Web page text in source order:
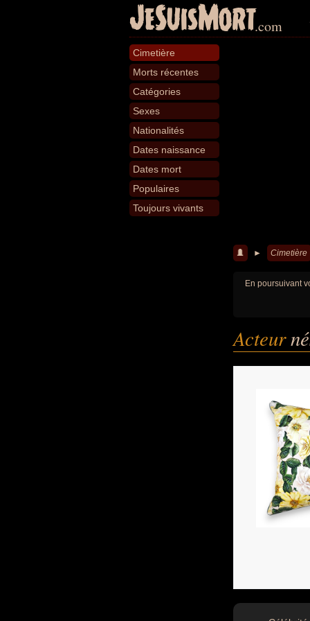
JeSuisMort.com
Cimetière
Morts récentes
Catégories
Sexes
Nationalités
Dates naissance
Dates mort
Populaires
Toujours vivants
► Cimetière
En poursuivant
Acteur